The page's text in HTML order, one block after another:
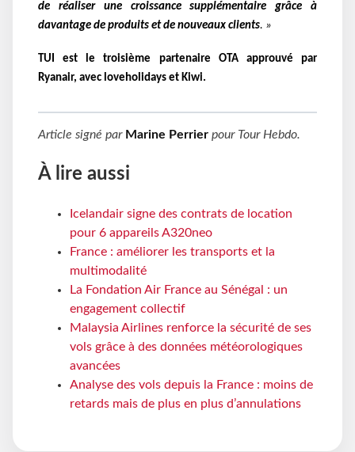
de réaliser une croissance supplémentaire grâce à
davantage de produits et de nouveaux clients. »
TUI est le troisième partenaire OTA approuvé par
Ryanair, avec loveholidays et Kiwi.
Article signé par Marine Perrier pour Tour Hebdo.
À lire aussi
Icelandair signe des contrats de location
pour 6 appareils A320neo
France : améliorer les transports et la
multimodalité
La Fondation Air France au Sénégal : un
engagement collectif
Malaysia Airlines renforce la sécurité de ses
vols grâce à des données météorologiques
avancées
Analyse des vols depuis la France : moins de
retards mais de plus en plus d’annulations